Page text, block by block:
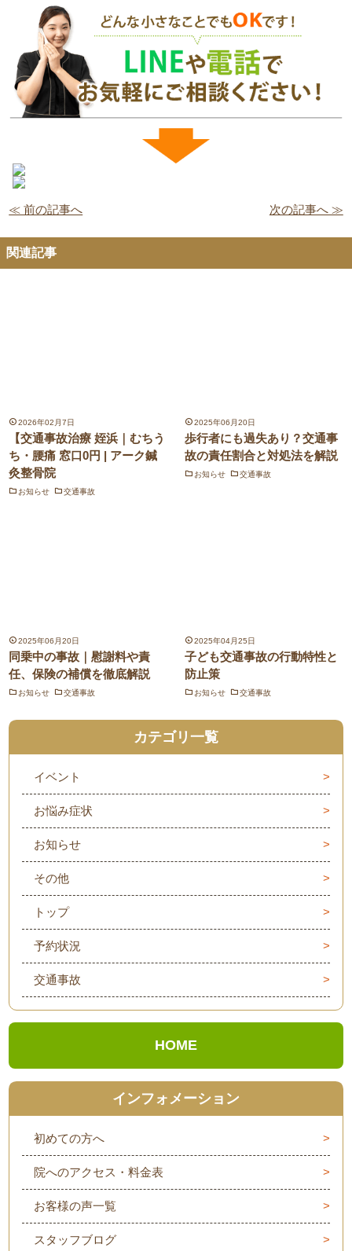
≪ 前の記事へ 次の記事へ ≫
関連記事
2026年02月7日
【交通事故治療 姪浜｜むちう
ち・腰痛 窓口0円 | アーク鍼
灸整骨院
お知らせ 交通事故
2025年06月20日
歩行者にも過失あり？交通事
故の責任割合と対処法を解説
お知らせ 交通事故
2025年06月20日
同乗中の事故｜慰謝料や責
任、保険の補償を徹底解説
お知らせ 交通事故
2025年04月25日
子ども交通事故の行動特性と
防止策
お知らせ 交通事故
カテゴリ一覧
イベント
お悩み症状
お知らせ
その他
トップ
予約状況
交通事故
HOME
インフォメーション
初めての方へ
院へのアクセス・料金表
お客様の声一覧
スタッフブログ